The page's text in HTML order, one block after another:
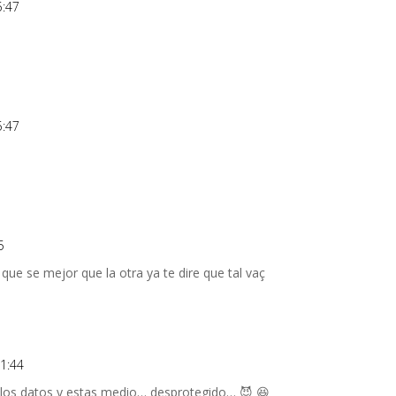
se mejor que la otra ya te dire que tal vaç
datos y estas medio… desprotegido… 😈 😆